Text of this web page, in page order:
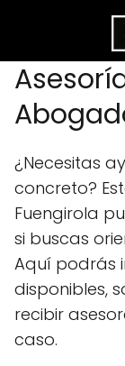
¿Necesitas
concreto?
Fuengirola
si buscas
Aquí podrás
disponibles,
recibir
caso.